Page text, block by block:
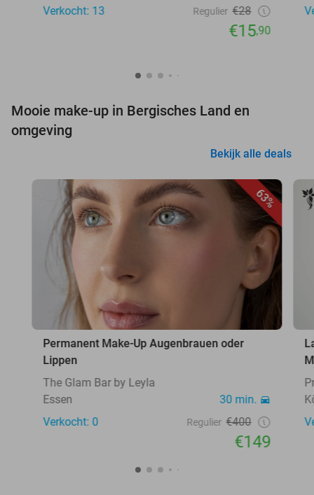
Verkocht: 13 Regulier €28
€15,90
Mooie make-up in Bergisches Land en
omgeving
Bekijk alle deals
63%
Permanent Make-Up Augenbrauen oder
Lippen
The Glam Bar by Leyla
Essen
30 min.
Verkocht: 0
Regulier €400
€149